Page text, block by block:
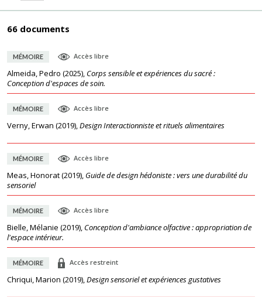
66 documents
MÉMOIRE Accès libre
Almeida, Pedro (2025), Corps sensible et expériences du sacré :
Conception d'espaces de soin.
MÉMOIRE Accès libre
Verny, Erwan (2019),Design Interactionniste et rituels alimentaires
MÉMOIRE Accès libre
Meas, Honorat(2019), Guide de design hédoniste : vers une durabilité du
sensoriel
MÉMOIRE Accès libre
Bielle, Mélanie (2019), Conception d'ambiance olfactive : appropriation de
l'espace intérieur.
MÉMOIRE Accès restreint
Chriqui, Marion (2019),Design sensoriel et expériences gustatives